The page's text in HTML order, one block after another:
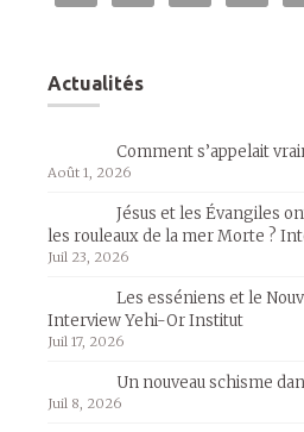
Actualités
Comment s’appelait
Août 1, 2026
Jésus et les Évangiles
les rouleaux de la mer Morte ?
Juil 23, 2026
Les esséniens et le
Interview Yehi-Or Institut
Juil 17, 2026
Un nouveau schisme
Juil 8, 2026